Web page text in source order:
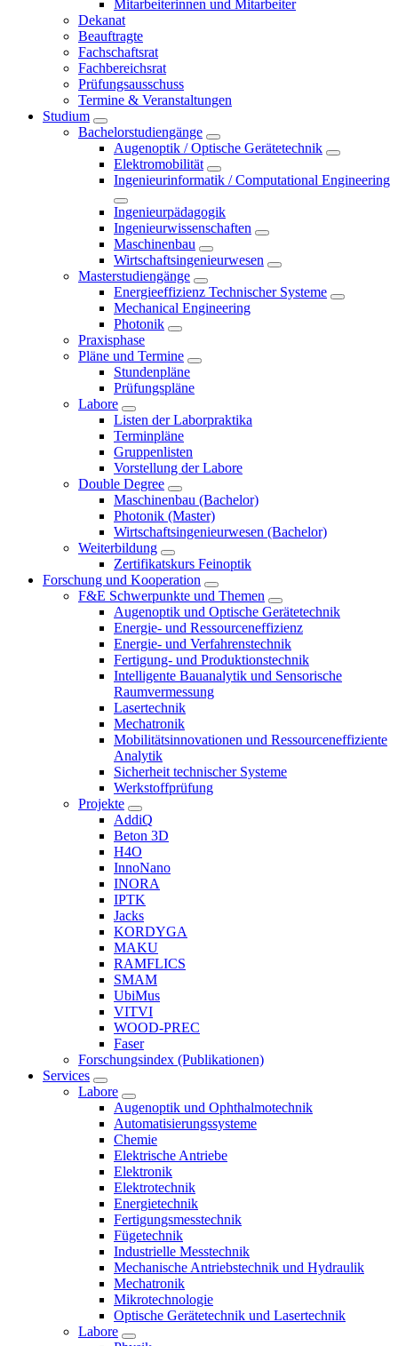
Mitarbeiterinnen und Mitarbeiter
Dekanat
Beauftragte
Fachschaftsrat
Fachbereichsrat
Prüfungsausschuss
Termine & Veranstaltungen
Studium
Bachelorstudiengänge
Augenoptik / Optische Gerätetechnik
Elektromobilität
Ingenieurinformatik / Computational Engineering
Ingenieurpädagogik
Ingenieurwissenschaften
Maschinenbau
Wirtschaftsingenieurwesen
Masterstudiengänge
Energieeffizienz Technischer Systeme
Mechanical Engineering
Photonik
Praxisphase
Pläne und Termine
Stundenpläne
Prüfungspläne
Labore
Listen der Laborpraktika
Terminpläne
Gruppenlisten
Vorstellung der Labore
Double Degree
Maschinenbau (Bachelor)
Photonik (Master)
Wirtschaftsingenieurwesen (Bachelor)
Weiterbildung
Zertifikatskurs Feinoptik
Forschung und Kooperation
F&E Schwerpunkte und Themen
Augenoptik und Optische Gerätetechnik
Energie- und Ressourceneffizienz
Energie- und Verfahrenstechnik
Fertigung- und Produktionstechnik
Intelligente Bauanalytik und Sensorische
Raumvermessung
Lasertechnik
Mechatronik
Mobilitätsinnovationen und Ressourceneffiziente
Analytik
Sicherheit technischer Systeme
Werkstoffprüfung
Projekte
AddiQ
Beton 3D
H4O
InnoNano
INORA
IPTK
Jacks
KORDYGA
MAKU
RAMFLICS
SMAM
UbiMus
VITVI
WOOD-PREC
Faser
Forschungsindex (Publikationen)
Services
Labore
Augenoptik und Ophthalmotechnik
Automatisierungssysteme
Chemie
Elektrische Antriebe
Elektronik
Elektrotechnik
Energietechnik
Fertigungsmesstechnik
Fügetechnik
Industrielle Messtechnik
Mechanische Antriebstechnik und Hydraulik
Mechatronik
Mikrotechnologie
Optische Gerätetechnik und Lasertechnik
Labore